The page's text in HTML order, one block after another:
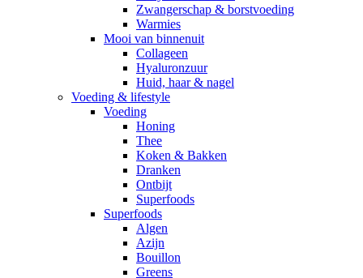
Zwangerschap & borstvoeding
Warmies
Mooi van binnenuit
Collageen
Hyaluronzuur
Huid, haar & nagel
Voeding & lifestyle
Voeding
Honing
Thee
Koken & Bakken
Dranken
Ontbijt
Superfoods
Superfoods
Algen
Azijn
Bouillon
Greens